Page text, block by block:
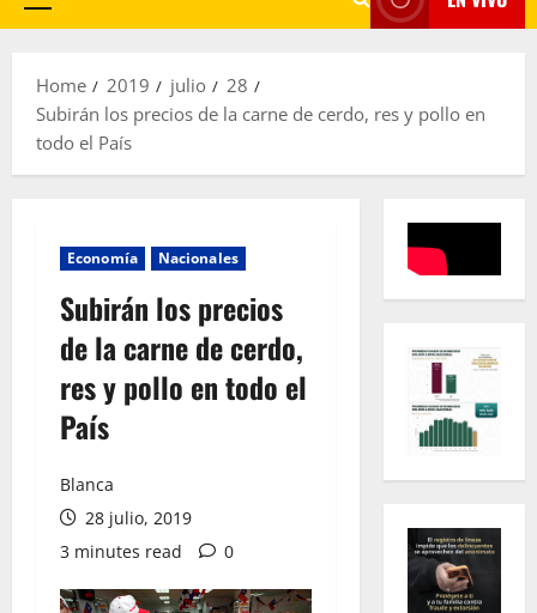
Primary
Home 2019 julio
28
Subirán los precios de la carne de cerdo, res y pollo en
todo el País
Economía Nacionales
Subirán los precios
de la carne de cerdo,
res y pollo en todo el
País
Blanca
28 julio, 2019
3 minutes read
0